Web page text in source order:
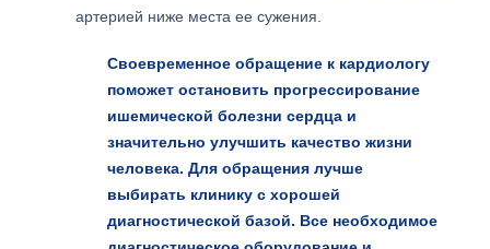
артерией ниже места ее сужения.
Своевременное обращение к кардиологу
поможет остановить прогрессирование
ишемической болезни сердца и
значительно улучшить качество жизни
человека. Для обращения лучше
выбирать клинику с хорошей
диагностической базой. Все необходимое